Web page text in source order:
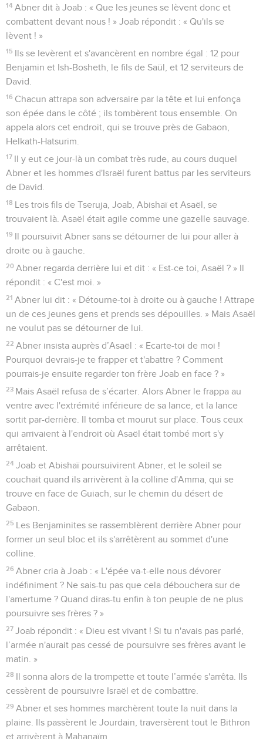
14 Abner dit à Joab : « Que les jeunes se lèvent donc et
combattent devant nous ! » Joab répondit : « Qu'ils se
lèvent ! »
15 Ils se levèrent et s'avancèrent en nombre égal : 12 pour
Benjamin et Ish-Bosheth, le fils de Saül, et 12 serviteurs de
David.
16 Chacun attrapa son adversaire par la tête et lui enfonça
son épée dans le côté ; ils tombèrent tous ensemble. On
appela alors cet endroit, qui se trouve près de Gabaon,
Helkath-Hatsurim.
17 Il y eut ce jour-là un combat très rude, au cours duquel
Abner et les hommes d'Israël furent battus par les serviteurs
de David.
18 Les trois fils de Tseruja, Joab, Abishaï et Asaël, se
trouvaient là. Asaël était agile comme une gazelle sauvage.
19 Il poursuivit Abner sans se détourner de lui pour aller à
droite ou à gauche.
20 Abner regarda derrière lui et dit : « Est-ce toi, Asaël ? » Il
répondit : « C'est moi. »
21 Abner lui dit : « Détourne-toi à droite ou à gauche ! Attrape
un de ces jeunes gens et prends ses dépouilles. » Mais Asaël
ne voulut pas se détourner de lui.
22 Abner insista auprès d’Asaël : « Ecarte-toi de moi !
Pourquoi devrais-je te frapper et t'abattre ? Comment
pourrais-je ensuite regarder ton frère Joab en face ? »
23 Mais Asaël refusa de s’écarter. Alors Abner le frappa au
ventre avec l'extrémité inférieure de sa lance, et la lance
sortit par-derrière. Il tomba et mourut sur place. Tous ceux
qui arrivaient à l'endroit où Asaël était tombé mort s'y
arrêtaient.
24 Joab et Abishaï poursuivirent Abner, et le soleil se
couchait quand ils arrivèrent à la colline d'Amma, qui se
trouve en face de Guiach, sur le chemin du désert de
Gabaon.
25 Les Benjaminites se rassemblèrent derrière Abner pour
former un seul bloc et ils s'arrêtèrent au sommet d'une
colline.
26 Abner cria à Joab : « L'épée va-t-elle nous dévorer
indéfiniment ? Ne sais-tu pas que cela débouchera sur de
l'amertume ? Quand diras-tu enfin à ton peuple de ne plus
poursuivre ses frères ? »
27 Joab répondit : « Dieu est vivant ! Si tu n'avais pas parlé,
l’armée n'aurait pas cessé de poursuivre ses frères avant le
matin. »
28 Il sonna alors de la trompette et toute l’armée s'arrêta. Ils
cessèrent de poursuivre Israël et de combattre.
29 Abner et ses hommes marchèrent toute la nuit dans la
plaine. Ils passèrent le Jourdain, traversèrent tout le Bithron
et arrivèrent à Mahanaïm.